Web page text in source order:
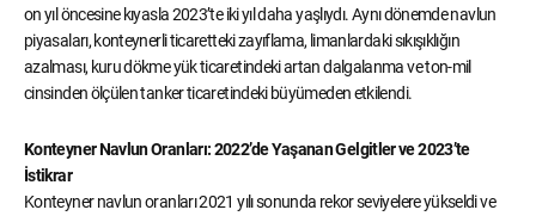
on yıl öncesine kıyasla 2023’te iki yıl daha yaşlıydı. Aynı dönemde navlun
piyasaları, konteynerli ticaretteki zayıflama, limanlardaki sıkışıklığın
azalması, kuru dökme yük ticaretindeki artan dalgalanma ve ton-mil
cinsinden ölçülen tanker ticaretindeki büyümeden etkilendi.
Konteyner Navlun Oranları: 2022’de Yaşanan Gelgitler ve 2023’te
İstikrar
Konteyner navlun oranları 2021 yılı sonunda rekor seviyelere yükseldi ve